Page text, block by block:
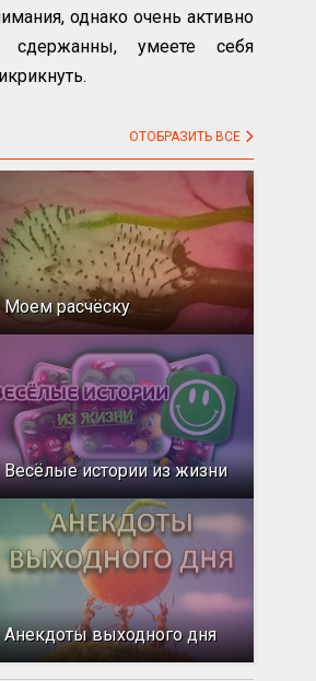
однако очень активно
умеете себя
ОТОБРАЗИТЬ ВСЕ
Моем расчёску
Весёлые истории из жизни
Анекдоты выходного дня